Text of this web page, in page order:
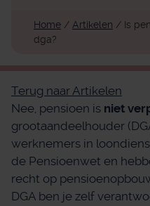
Home / Artikelen / Is
dga?
Terug naar Artikelen
Nee, pensioen is niet
grootaandeelhouder
werknemers in
de Pensioenwet en
recht op
DGA ben je zelf